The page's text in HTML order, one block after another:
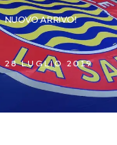
NUOVO ARRIVO!
28 LUGLIO 2019